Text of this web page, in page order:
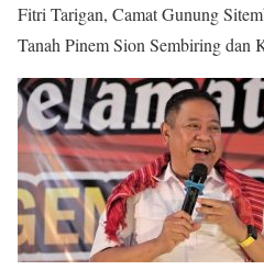
Fitri Tarigan, Camat Gunung
Tanah Pinem Sion Sembiring dan